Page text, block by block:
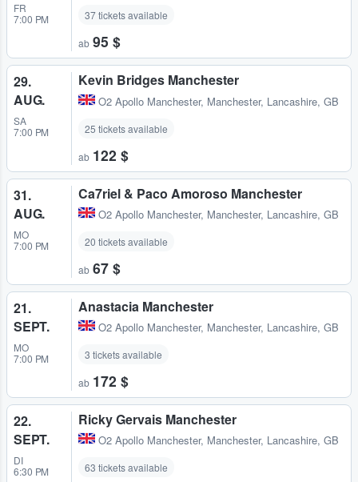
FR
7:00 PM
37 tickets available
ab 95 $
29.
AUG.
SA
7:00 PM
Kevin Bridges Manchester
O2 Apollo Manchester, Manchester, Lancashire, GB
25 tickets available
ab 122 $
31.
AUG.
MO
7:00 PM
Ca7riel & Paco Amoroso Manchester
O2 Apollo Manchester, Manchester, Lancashire, GB
20 tickets available
ab 67 $
21.
SEPT.
MO
7:00 PM
Anastacia Manchester
O2 Apollo Manchester, Manchester, Lancashire, GB
3 tickets available
ab 172 $
22.
SEPT.
DI
6:30 PM
Ricky Gervais Manchester
O2 Apollo Manchester, Manchester, Lancashire, GB
63 tickets available